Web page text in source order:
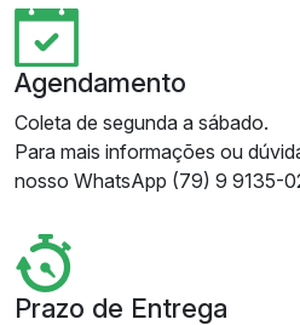
Agendamento
Coleta de segunda a sábado.
Para mais informações ou
nosso WhatsApp (79) 9 9135-
Prazo de Entrega